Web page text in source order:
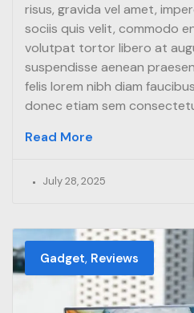
risus, gravida vel amet,
sociis quis velit, commodo
volutpat tortor libero at
suspendisse aenean
felis lorem nibh diam
donec etiam sem
Read More
July 28, 2025
Gadget, Reviews